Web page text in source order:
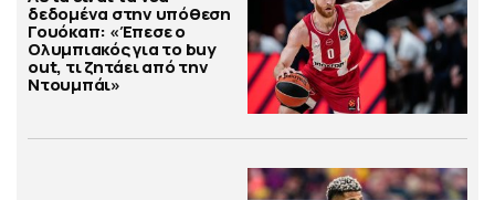
δεδομένα στην υπόθεση
Γουόκαπ: «Έπεσε ο
Ολυμπιακός για το buy
out, τι ζητάει από την
Ντουμπάι»